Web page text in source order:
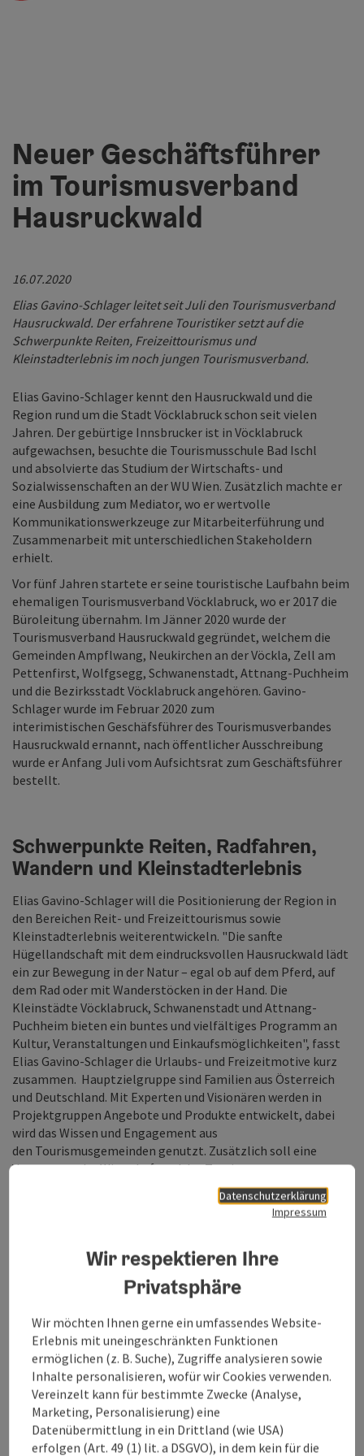
Neuer Geschäftsführer
im Tourismusverband
Hausruckwald
16.07.2020
Elias Gavino-Schlager leitet seit Juli den Tourismusverband
Hausruckwald. Der erfahrene Touristiker setzt auf die
Schwerpunkte Reiten, Freizeittourismus und
Kleinstadterlebnis im noch jungen Tourismusverband.
Elias Gavino-Schlager kennt den Hausruckwald und die
Region rund um die Stadt Vöcklabruck schon seit vielen
Jahren. Der gebürtige Innsbrucker ist in Vöcklabruck
aufgewachsen, besuchte die Tourismusschule Bad Ischl
und absolvierte das Studium der Wirtschafts- und
Sozialwissenschaften an der WU Wien. Zusätzlich machte er
eine Ausbildung zum Mediator, wo er wertvolle
Kommunikationswerkzeuge zur Mitarbeiterführung und
Zusammenarbeit mit unterschiedlichen Stakeholdern
erhielt.
Vor fünf Jahren startete er seine touristische Laufbahn beim
ehemaligen Tourismusverband Vöcklabruck, wo er 2017 die
Büroleitung übernahm. Im Jänner 2020 wurde der
Tourismusverband Hausruckwald gegründet, welchem die
Gemeinden Ampflwang, Neukirchen an der Vöckla, Zell am
Pettenfirst, Wolfgsegg, Schwanenstadt, Attnang-Puchheim
und die Bezirksstadt Vöcklabruck angehören. Gavino-
Schlager wurde im Februar 2020 zum
interimistischen Geschäfsführer des Tourismusverbandes
Hausruckwald ernannt, nach öffentlicher Ausschreibung
wurde er Anfang Juli vom Aufsichtsrat zum Geschäftsführer
bestellt.
Schwerpunkte Reiten, Radfahren,
Wandern und Kleinstadterlebnis
Elias Gavino-Schlager will die Positionierung der Region in
den Bereichen Reit- und Freizeittourismus sowie
Kleinstadterlebnis weiterentwickeln. "Die sanfte
Hügellandschaft mit dem eindrucksvollen Hausruckwald lädt
ein zur Bewegung in der Natur – egal ob auf dem Pferd, auf
dem Rad oder mit Wanderstöcken in der Hand. Die
Kleinstädte Vöcklabruck, Schwanenstadt und Attnang-
Puchheim bieten ein buntes und vielfältiges Programm an
Kultur, Veranstaltungen und Einkaufsmöglichkeiten", fasst
Elias Gavino-Schlager die Urlaubs- und Freizeitmotive kurz
zusammen. Hauptzielgruppe sind Familien aus Österreich
und Deutschland. Mit Experten und Visionären werden in
Projektgruppen Angebote und Produkte entwickelt, dabei
wird das Wissen und Engagement aus
den Tourismusgemeinden genutzt. Zusätzlich soll eine
Vernetzung der Wirtschaft und des Tourismus
vorangetrieben werden. Das Vöckla-Ager Tal ist ein starker
Wirtschaftsstandort. Kooperationen zwischen Leitbetrieben
aus der Region und dem Tourismusverband sollen dem Gast
vergegenwärtigen.
Datenschutzerklärung
Impressum
Wir respektieren Ihre
Privatsphäre
Wir möchten Ihnen gerne ein umfassendes Website-
Erlebnis mit uneingeschränkten Funktionen
ermöglichen (z. B. Suche), Zugriffe analysieren sowie
Inhalte personalisieren, wofür wir Cookies verwenden.
Vereinzelt kann für bestimmte Zwecke (Analyse,
Marketing, Personalisierung) eine
Datenübermittlung in ein Drittland (wie USA)
erfolgen (Art. 49 (1) lit. a DSGVO), in dem kein für die